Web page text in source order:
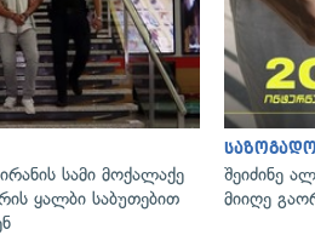
სამი მოქალაქე
ყალბი საბუთებით
შეიძინე
მიიღე